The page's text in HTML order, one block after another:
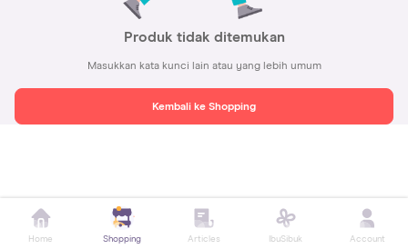
Produk tidak ditemukan
Masukkan kata kunci lain atau yang lebih umum
Kembali ke Shopping
Home Shopping Articles IbuSibuk Account